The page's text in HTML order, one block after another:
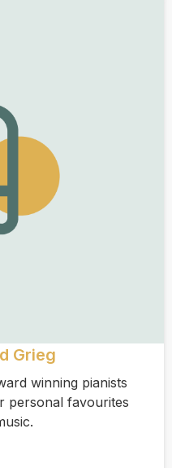
Grieg
winning pianists
personal favourites